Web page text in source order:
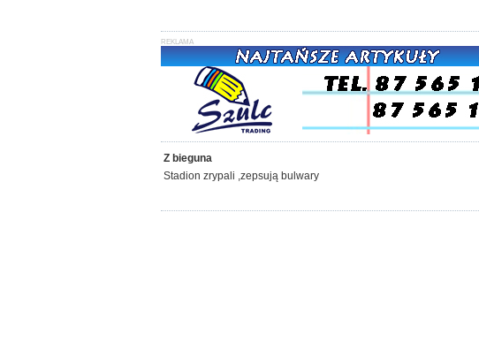
Z bieguna
Stadion zrypali ,zepsują bulwary